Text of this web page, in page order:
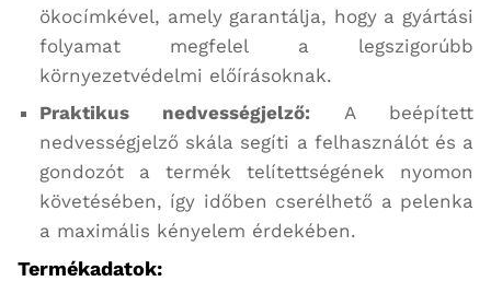
ökocímkével, amely garantálja, hogy a gyártási
folyamat megfelel a legszigorúbb
környezetvédelmi előírásoknak.
Praktikus nedvességjelző: A beépített
nedvességjelző skála segíti a felhasználót és a
gondozót a termék telítettségének nyomon
követésében, így időben cserélhető a pelenka
a maximális kényelem érdekében.
Termékadatok: